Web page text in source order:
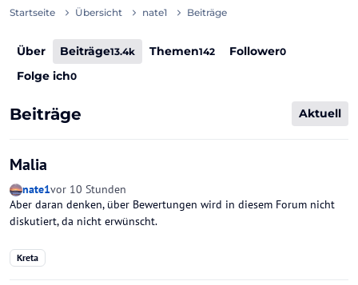
Startseite Übersicht nate1 Beiträge
Über Beiträge13.4k Themen142 Follower0
Folge ich0
Beiträge Aktuell
Malia
nate1vor 10 Stunden
Aber daran denken, über Bewertungen wird in diesem Forum nicht
diskutiert, da nicht erwünscht.
Kreta